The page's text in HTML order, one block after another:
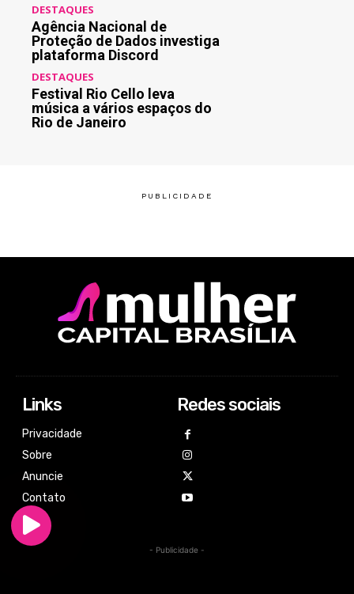
DESTAQUES
Agência Nacional de
Proteção de Dados investiga
plataforma Discord
DESTAQUES
Festival Rio Cello leva
música a vários espaços do
Rio de Janeiro
Links
Privacidade
Sobre
Anuncie
Contato
Redes sociais
- Publicidade -